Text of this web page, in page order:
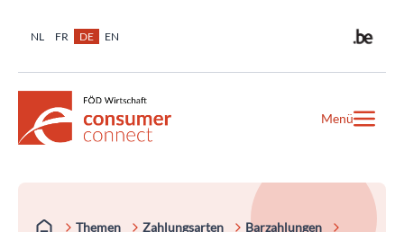
NL FR DE EN
Menü
Themen Zahlungsarten
Barzahlungen